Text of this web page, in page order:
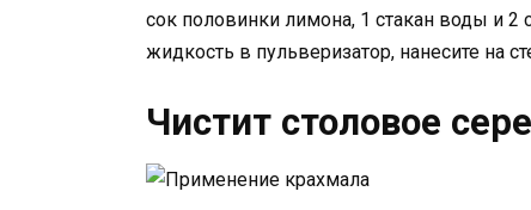
сок половинки лимона, 1 стакан воды и 2
жидкость в пульверизатор, нанесите на
Чистит столовое